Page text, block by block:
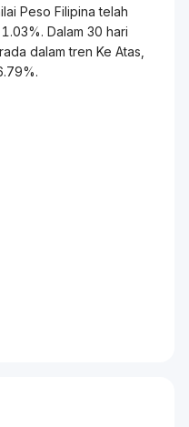
Peso Filipina telah
Dalam 30 hari
dalam tren Ke Atas,